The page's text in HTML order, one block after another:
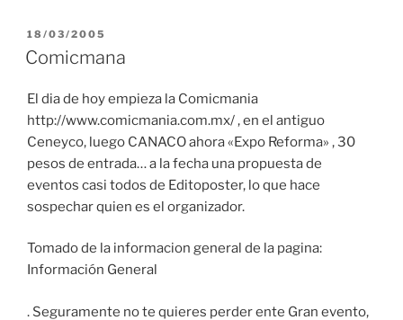
PUBLICADO
EL
18/03/2005
Comicmana
El dia de hoy empieza la Comicmania
http://www.comicmania.com.mx/ , en el antiguo
Ceneyco, luego CANACO ahora «Expo Reforma» , 30
pesos de entrada… a la fecha una propuesta de
eventos casi todos de Editoposter, lo que hace
sospechar quien es el organizador.
Tomado de la informacion general de la pagina:
Información General
. Seguramente no te quieres perder ente Gran evento,